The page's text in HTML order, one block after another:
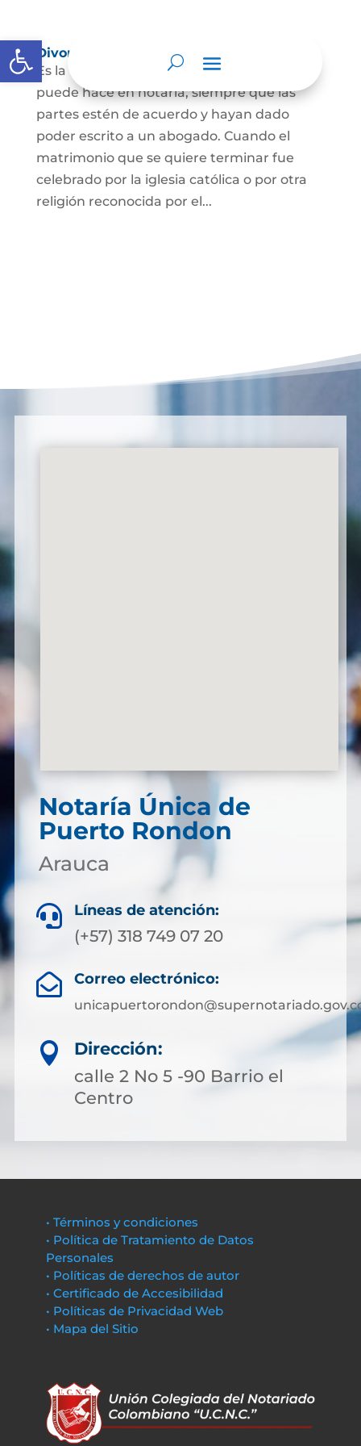
Abrir barra de herramientas
Divorcio
Es la terminación del Matrimonio Civil y se
puede hace en notaría, siempre que las
partes estén de acuerdo y hayan dado
poder escrito a un abogado. Cuando el
matrimonio que se quiere terminar fue
celebrado por la iglesia católica o por otra
religión reconocida por el...
Notaría Única de
Puerto Rondon
Arauca
 Líneas de atención:
(+57) 318 749 07 20
 Correo electrónico:

Dirección:
calle 2 No 5 -90 Barrio el
Centro
• Términos y condiciones
• Política de Tratamiento de Datos
Personales
• Políticas de derechos de autor
• Certificado de Accesibilidad
• Políticas de Privacidad Web
• Mapa del Sitio